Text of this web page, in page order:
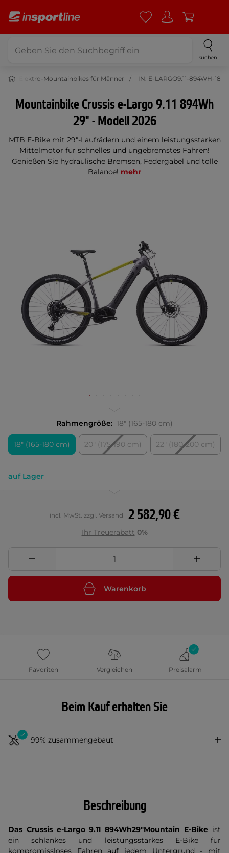
suchen
Elektro-Mountainbikes für Männer IN: E-LARGO9.11-894WH-18
Mountainbike Crussis e-Largo 9.11 894Wh
29" - Modell 2026
MTB E-Bike mit 29"-Laufrädern und einem leistungsstarken
Mittelmotor für schnelles und ungebremstes Fahren!
Genießen Sie hydraulische Bremsen, Federgabel und tolle
Balance! mehr
Rahmengröße: 18" (165-180 cm)
18" (165-180 cm) 20" (175-190 cm) 22" (180-200 cm)
auf Lager
2 582,90 €
incl. MwSt. zzgl. Versand
Ihr Treuerabatt 0%
Warenkorb
Favoriten Vergleichen Preisalarm
Beim Kauf erhalten Sie
99% zusammengebaut
Beschreibung
Das Crussis e-Largo 9.11894Wh29"Mountain E-Bike ist
ein schlankes und leistungsstarkes E-Bike für
kompromissloses Fahren auf jedem Untergrund - mit